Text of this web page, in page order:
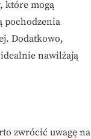
które mogą
pochodzenia
Dodatkowo,
nawilżają
zwrócić uwagę na